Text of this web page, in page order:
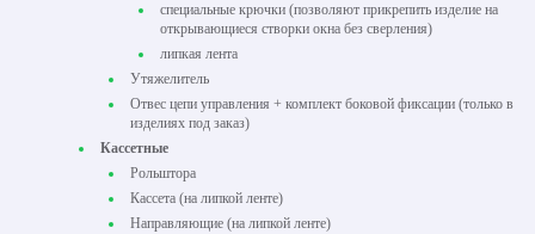
специальные крючки (позволяют прикрепить изделие на
открывающиеся створки окна без сверления)
липкая лента
Утяжелитель
Отвес цепи управления + комплект боковой фиксации (только в
изделиях под заказ)
Кассетные
Рольштора
Кассета (на липкой ленте)
Направляющие (на липкой ленте)